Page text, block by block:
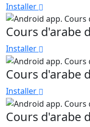
Installer
Cours d'arabe
Installer
Cours d'arabe
Installer
Cours d'arabe